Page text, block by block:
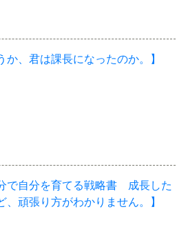
か、君は課長になったのか。】
分で自分を育てる戦略書 成長した
、頑張り方がわかりません。】